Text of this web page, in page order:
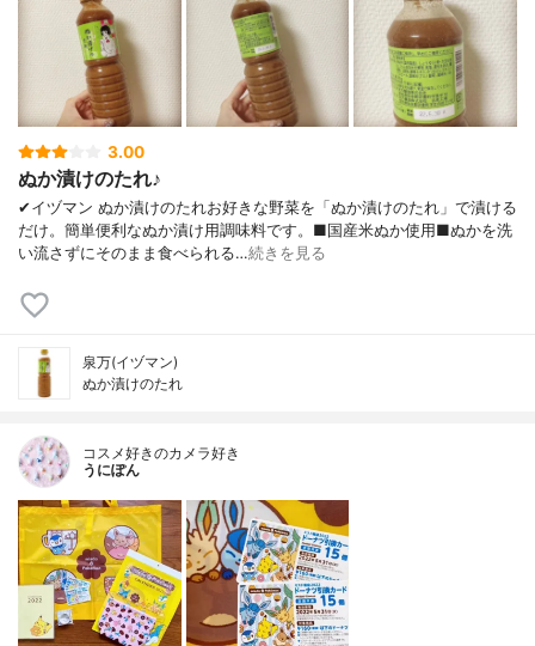
3.00
ぬか漬けのたれ♪
✔︎イヅマン ぬか漬けのたれお好きな野菜を「ぬか漬けのたれ」で漬ける
だけ。簡単便利なぬか漬け用調味料です。■国産米ぬか使用■ぬかを洗
い流さずにそのまま食べられる…続きを見る
泉万(イヅマン)
ぬか漬けのたれ
コスメ好きのカメラ好き
うにぽん